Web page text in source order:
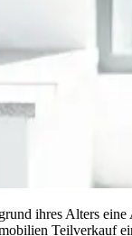
ihres Alters eine
Teilverkauf